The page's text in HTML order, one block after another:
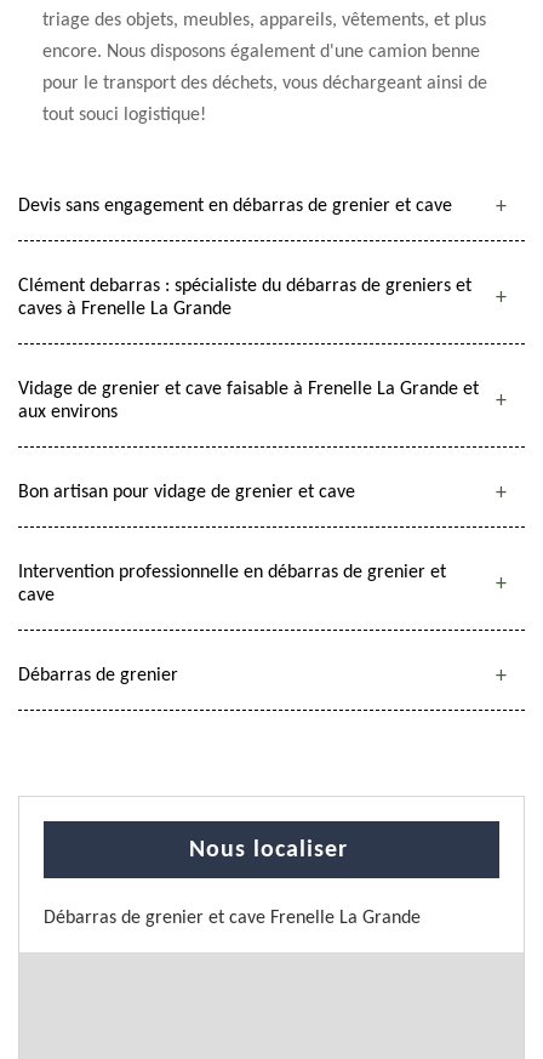
triage des objets, meubles, appareils, vêtements, et plus
encore. Nous disposons également d'une camion benne
pour le transport des déchets, vous déchargeant ainsi de
tout souci logistique!
Devis sans engagement en débarras de grenier et cave
Clément debarras : spécialiste du débarras de greniers et
caves à Frenelle La Grande
Vidage de grenier et cave faisable à Frenelle La Grande et
aux environs
Bon artisan pour vidage de grenier et cave
Intervention professionnelle en débarras de grenier et
cave
Débarras de grenier
Nous localiser
Débarras de grenier et cave Frenelle La Grande